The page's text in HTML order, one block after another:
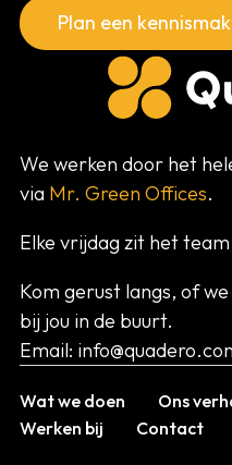
Plan een
We werken door het
via Mr. Green Offices.
Elke vrijdag zit het
Kom gerust langs, of
bij jou in de buurt.
Email:
Wat we doen
Ons
Werken bij
Contact